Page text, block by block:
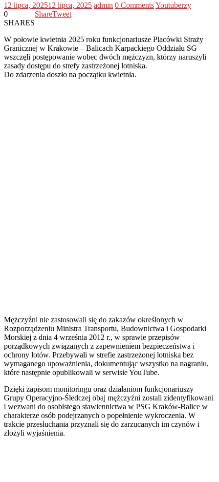
12 lipca, 202512 lipca, 2025 admin 0 CommentsYoutuberzy
0
SHARES
ShareTweet
W połowie kwietnia 2025 roku funkcjonariusze Placówki Straży
Granicznej w Krakowie – Balicach Karpackiego Oddziału SG
wszczęli postępowanie wobec dwóch mężczyzn, którzy naruszyli
zasady dostępu do strefy zastrzeżonej lotniska.
Do zdarzenia doszło na początku kwietnia.
Mężczyźni nie zastosowali się do zakazów określonych w
Rozporządzeniu Ministra Transportu, Budownictwa i Gospodarki
Morskiej z dnia 4 września 2012 r., w sprawie przepisów
porządkowych związanych z zapewnieniem bezpieczeństwa i
ochrony lotów. Przebywali w strefie zastrzeżonej lotniska bez
wymaganego upoważnienia, dokumentując wszystko na nagraniu,
które następnie opublikowali w serwisie YouTube.
Dzięki zapisom monitoringu oraz działaniom funkcjonariuszy
Grupy Operacyjno-Śledczej obaj mężczyźni zostali zidentyfikowani
i wezwani do osobistego stawiennictwa w PSG Kraków-Balice w
charakterze osób podejrzanych o popełnienie wykroczenia. W
trakcie przesłuchania przyznali się do zarzucanych im czynów i
złożyli wyjaśnienia.